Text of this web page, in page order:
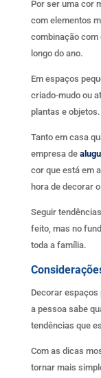
Por ser uma cor
com elementos
combinação com
longo do ano.
Em espaços
criado-mudo ou
plantas e objetos.
Tanto em casa
empresa de
cor que está em
hora de decorar
Seguir
feito, mas no
toda a família.
Decorar
a pessoa sabe
tendências que
Com as dicas
tornar mais